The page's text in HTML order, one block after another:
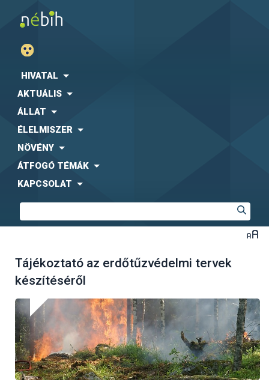
HIVATAL
AKTUÁLIS
ÁLLAT
ÉLELMISZER
NÖVÉNY
ÁTFOGÓ TÉMÁK
KAPCSOLAT
Tájékoztató az erdőtűzvédelmi tervek
készítéséről